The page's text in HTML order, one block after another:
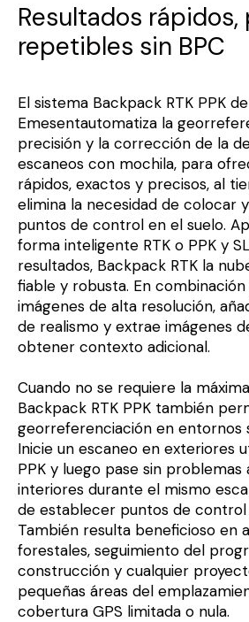
Resultados
repetibles sin BPC
El sistema Backpack RTK PPK
Emesentautomatiza la
precisión y la corrección de la
escaneos con mochila, para
rápidos, exactos y precisos, al
elimina la necesidad de colocar
puntos de control en el suelo.
forma inteligente RTK o PPK y
resultados, Backpack RTK la
fiable y robusta. En
imágenes de alta resolución,
de realismo y extrae imágenes
obtener contexto adicional.
Cuando no se requiere la
Backpack RTK PPK también
georreferenciación en entornos
Inicie un escaneo en exteriores
PPK y luego pase sin problemas
interiores durante el mismo
de establecer puntos de control
También resulta beneficioso en
forestales, seguimiento del
construcción y cualquier
pequeñas áreas del
cobertura GPS limitada o nula.